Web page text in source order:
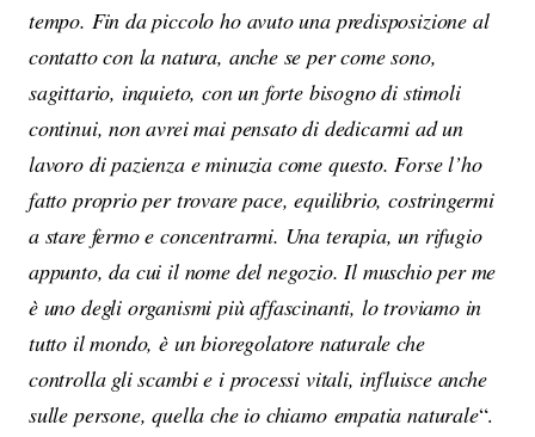
tempo. Fin da piccolo ho avuto una predisposizione al
contatto con la natura, anche se per come sono,
sagittario, inquieto, con un forte bisogno di stimoli
continui, non avrei mai pensato di dedicarmi ad un
lavoro di pazienza e minuzia come questo. Forse l’ho
fatto proprio per trovare pace, equilibrio, costringermi
a stare fermo e concentrarmi. Una terapia, un rifugio
appunto, da cui il nome del negozio. Il muschio per me
è uno degli organismi più affascinanti, lo troviamo in
tutto il mondo, è un bioregolatore naturale che
controlla gli scambi e i processi vitali, influisce anche
sulle persone, quella che io chiamo empatia naturale“.